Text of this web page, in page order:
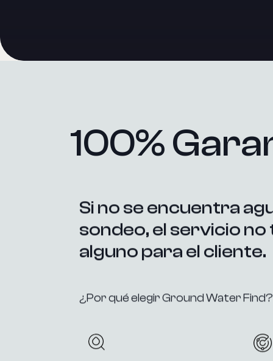
100%
Si no se encuentra
sondeo, el servicio
alguno para el cliente.
¿Por qué elegir Ground Water Find?